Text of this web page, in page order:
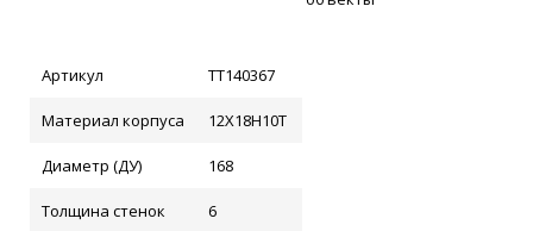
Артикул ТТ140367
Материал корпуса 12Х18Н10Т
Диаметр (ДУ) 168
Толщина стенок 6